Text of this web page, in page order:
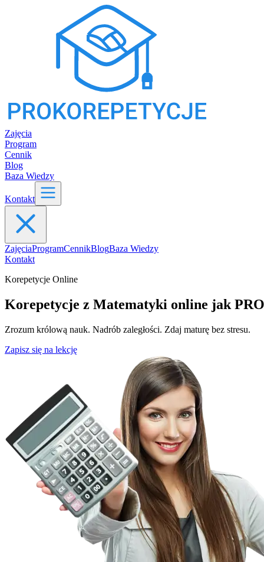
Zajęcia
Program
Cennik
Blog
Baza Wiedzy
Kontakt
ZajęciaProgramCennikBlogBaza Wiedzy
Kontakt
Korepetycje Online
Korepetycje z Matematyki online jak PRO
Zrozum królową nauk. Nadrób zaległości. Zdaj maturę bez stresu.
Zapisz się na lekcję